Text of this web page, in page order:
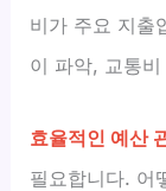
비가 주요 지출
이 파악, 교통
효율적인 예산
필요합니다. 어